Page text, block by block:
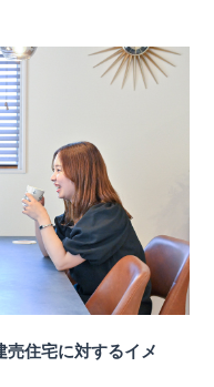
住宅に対するイメ